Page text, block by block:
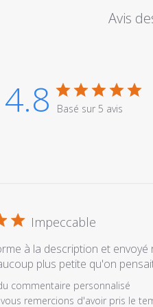
Avis
4.8 Basé sur 5 avis
Impeccable
à la description et
plus petite qu'on
commentaire personnalisé
remercions d'avoir pris le